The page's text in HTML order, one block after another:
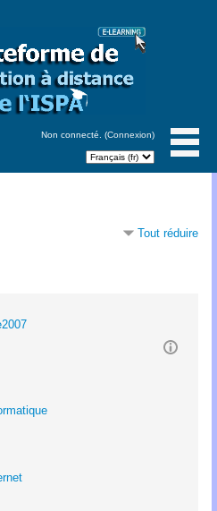
Non connecté. (Connexion)
Tout réduire